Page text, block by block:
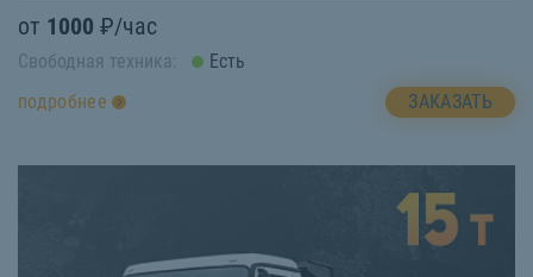
от 1000 ₽/час
Свободная техника:
Есть
подробнее
ЗАКАЗАТЬ